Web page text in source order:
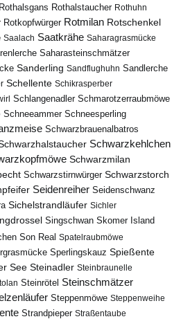
Rothalsgans Rothalstaucher Rothuhn
Rotkopfwürger Rotmilan Rotschenkel
Saalach Saatkrähe Saharagrasmücke
Saharasteinschmätzer
Sanderling Sandflughuhn Sandlerche
Schellente Schikrasperber
Schlangenadler Schmarotzerraubmöwe
Schneeammer Schneesperling
Schwarzbrauenalbatros
Schwarzkehlchen
Schwarzmilan
Schwarzstirnwürger Schwarzstorch
Seidenreiher Seidenschwanz
Sichelstrandläufer Sichler
Singschwan Skomer Island
Son Real Spatelraubmöwe
Sperlingskauz Spießente
See Steinadler Steinbraunelle
Steinrötel Steinschmätzer
Steppenmöwe Steppenweihe
Strandpieper Straßentaube